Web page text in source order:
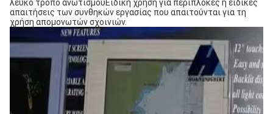
λευκό τρόπο ανωτισμούΕιδική χρήση για περίπλοκες ή ειδικές
απαιτήσεις των συνθηκών εργασίας που απαιτούνται για τη
χρήση απομονωτών σχοινιών.